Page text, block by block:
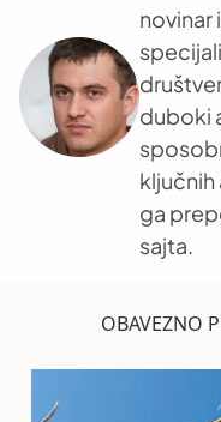
novinar
duboki
ga
sajta.
OBAVEZNO